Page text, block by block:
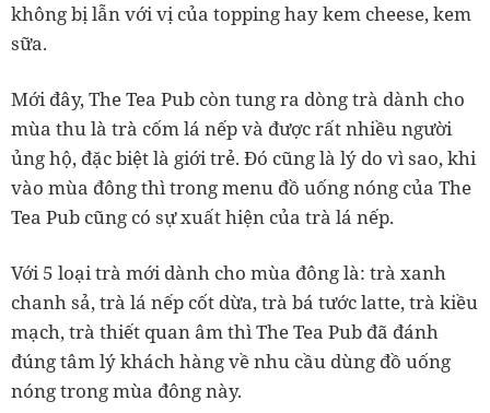
không bị lẫn với vị của topping hay kem cheese, kem
sữa.
Mới đây, The Tea Pub còn tung ra dòng trà dành cho
mùa thu là trà cốm lá nếp và được rất nhiều người
ủng hộ, đặc biệt là giới trẻ. Đó cũng là lý do vì sao, khi
vào mùa đông thì trong menu đồ uống nóng của The
Tea Pub cũng có sự xuất hiện của trà lá nếp.
Với 5 loại trà mới dành cho mùa đông là: trà xanh
chanh sả, trà lá nếp cốt dừa, trà bá tước latte, trà kiều
mạch, trà thiết quan âm thì The Tea Pub đã đánh
đúng tâm lý khách hàng về nhu cầu dùng đồ uống
nóng trong mùa đông này.